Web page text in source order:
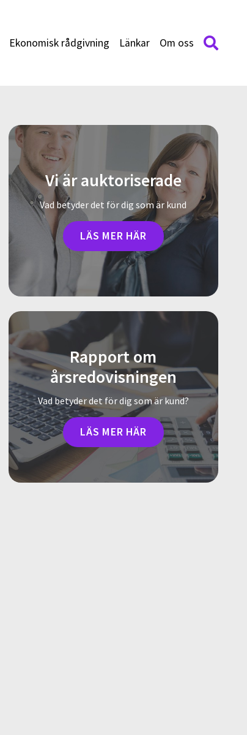
Ekonomisk rådgivning Länkar Om oss
Vi är auktoriserade
Vad betyder det för dig som är kund
LÄS MER HÄR
Rapport om
årsredovisningen
Vad betyder det för dig som är kund?
LÄS MER HÄR